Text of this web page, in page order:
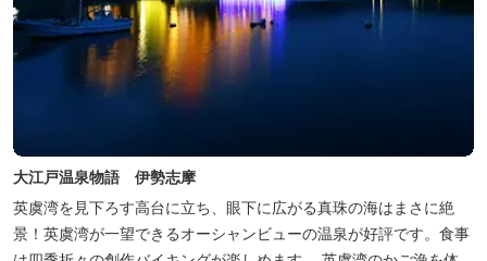
大江戸温泉物語 伊勢志摩
英虞湾を見下ろす高台に立ち、眼下に広がる真珠の海はまさに絶
景！英虞湾が一望できるオーシャンビューの温泉が好評です。食事